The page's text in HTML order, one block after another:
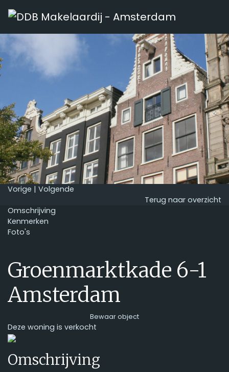
Vorige | Volgende
Terug naar overzicht
Omschrijving
Kenmerken
Foto's
Groenmarktkade 6-1
Amsterdam
Bewaar object
Deze woning is verkocht
Omschrijving